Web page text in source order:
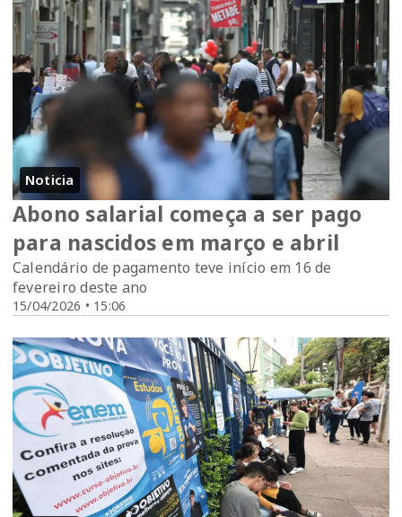
Noticia
15/04/2026 • 15:06
Abono salarial começa a ser pago
para nascidos em março e abril
Calendário de pagamento teve início em 16 de
fevereiro deste ano